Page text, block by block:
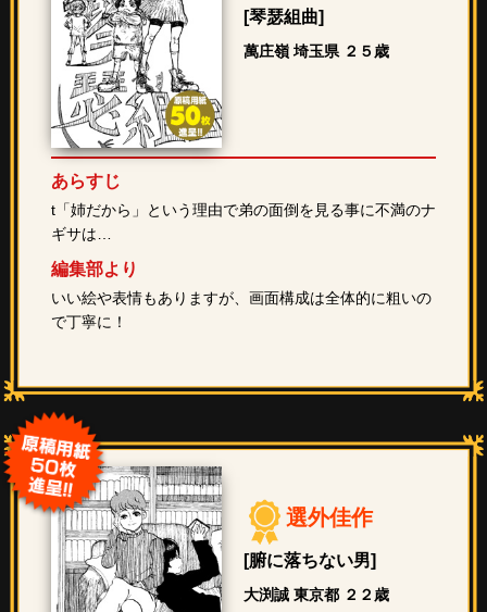
[琴瑟組曲]
萬庄嶺 埼玉県 ２５歳
あらすじ
t「姉だから」という理由で弟の面倒を見る事に不満のナ
ギサは…
編集部より
いい絵や表情もありますが、画面構成は全体的に粗いの
で丁寧に！
選外佳作
[腑に落ちない男]
大渕誠 東京都 ２２歳